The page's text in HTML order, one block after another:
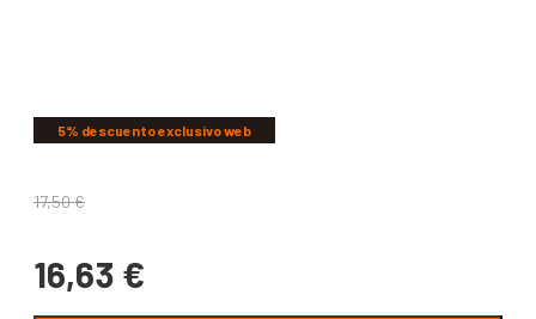
5% descuento exclusivo web
17,50€
16,63 €